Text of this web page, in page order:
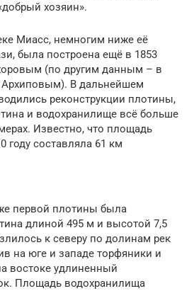
хозяин».
Миасс, немногим ниже её
была построена ещё в 1853
(по другим данным – в
Архиповым). В дальнейшем
реконструкции плотины,
и водохранилище всё больше
Известно, что площадь
году составляла 61 км
первой плотины была
длиной 495 м и высотой 7,5
к северу по долинам рек
на юге и западе торфяники и
востоке удлиненный
Площадь водохранилища